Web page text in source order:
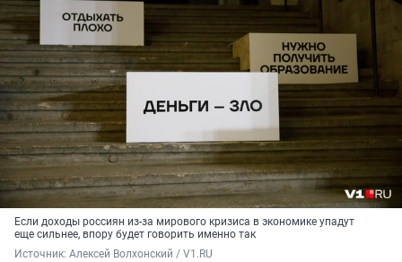
Если доходы россиян из-за мирового кризиса в экономике упадут
еще сильнее, впору будет говорить именно так
Источник: Алексей Волхонский / V1.RU